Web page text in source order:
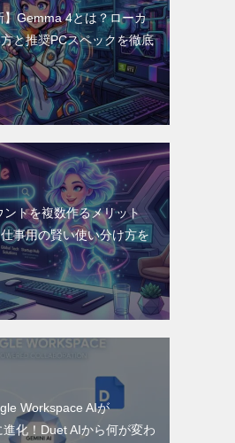
】Gemma 4とは？ローカ
と推奨PCスペックを徹底
トを複数作るメリット
事用の賢い使い分け方を
Workspace AIが
進化！Duet AIから何が変わ